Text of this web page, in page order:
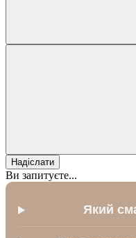
Надіслати
Ви запитуєте...
Який